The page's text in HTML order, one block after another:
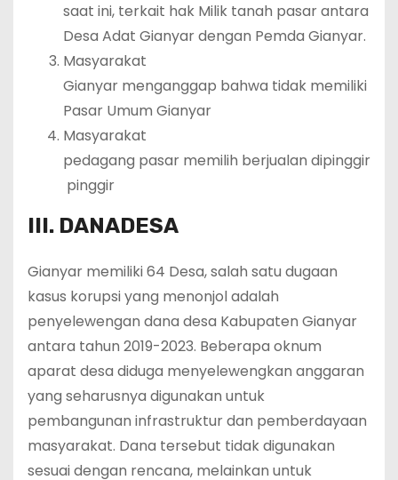
saat ini, terkait hak Milik tanah pasar antara
Desa Adat Gianyar dengan Pemda Gianyar.
Masyarakat
Gianyar menganggap bahwa tidak memiliki
Pasar Umum Gianyar
Masyarakat
pedagang pasar memilih berjualan dipinggir
pinggir
III. DANADESA
Gianyar memiliki 64 Desa, salah satu dugaan
kasus korupsi yang menonjol adalah
penyelewengan dana desa Kabupaten Gianyar
antara tahun 2019-2023. Beberapa oknum
aparat desa diduga menyelewengkan anggaran
yang seharusnya digunakan untuk
pembangunan infrastruktur dan pemberdayaan
masyarakat. Dana tersebut tidak digunakan
sesuai dengan rencana, melainkan untuk